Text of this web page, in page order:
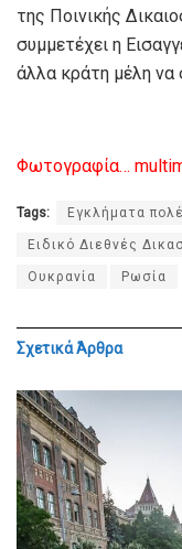
της Ποινικής
συμμετέχει η
άλλα κράτη μέλη να
Φωτογραφία…
Tags: Εγκλήματα
Ειδικό Διεθνές
Ουκρανία Ρωσία
ΣχετικάΆρθρα